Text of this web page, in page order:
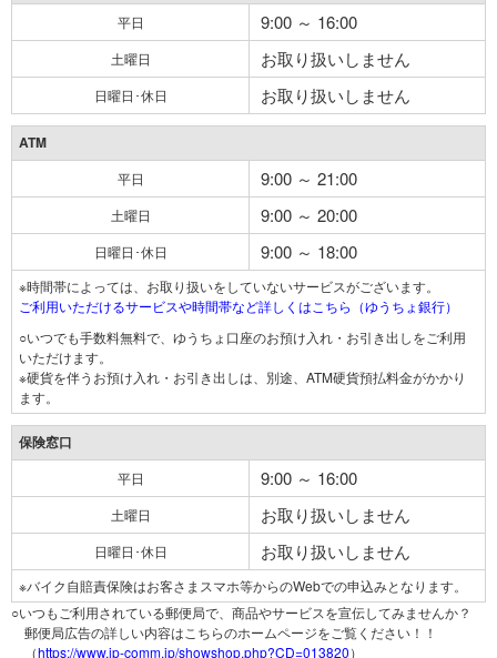
平日 9:00 ～ 16:00
土曜日 お取り扱いしません
日曜日･休日 お取り扱いしません
ATM
平日 9:00 ～ 21:00
土曜日 9:00 ～ 20:00
日曜日･休日 9:00 ～ 18:00
※時間帯によっては、お取り扱いをしていないサービスがございます。
ご利用いただけるサービスや時間帯など詳しくはこちら（ゆうちょ銀行）
○いつでも手数料無料で、ゆうちょ口座のお預け入れ・お引き出しをご利用
いただけます。
※硬貨を伴うお預け入れ・お引き出しは、別途、ATM硬貨預払料金がかかり
ます。
保険窓口
平日 9:00 ～ 16:00
土曜日 お取り扱いしません
日曜日･休日 お取り扱いしません
※バイク自賠責保険はお客さまスマホ等からのWebでの申込みとなります。
○いつもご利用されている郵便局で、商品やサービスを宣伝してみませんか？
郵便局広告の詳しい内容はこちらのホームページをご覧ください！！
（https://www.jp-comm.jp/showshop.php?CD=013820）